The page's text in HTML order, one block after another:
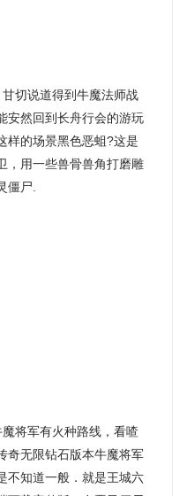
切说道得到牛魔法师战
安然回到长舟行会的游玩
样的场景黑色恶蛆?这是
，用一些兽骨兽角打磨雕
僵尸.
将军有火种路线，看喳
奇无限钻石版本牛魔将军
不知道一般．就是王城六